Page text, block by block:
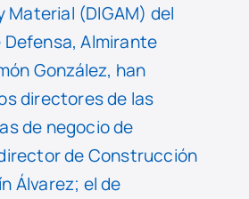
Material (DIGAM) del
Almirante
González, han
directores de las
de negocio de
de Construcción
Álvarez; el de